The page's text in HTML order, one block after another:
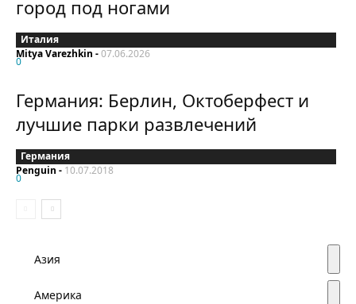
город под ногами
Италия
Mitya Varezhkin -07.06.2026
0
Германия: Берлин, Октоберфест и
лучшие парки развлечений
Германия
Penguin - 10.07.2018
0
Азия
Америка